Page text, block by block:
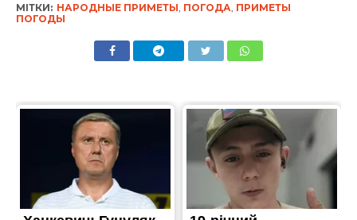
МІТКИ: НАРОДНЫЕ ПРИМЕТЫ ПОГОДА ПРИМЕТЫ
ПОГОДЫ